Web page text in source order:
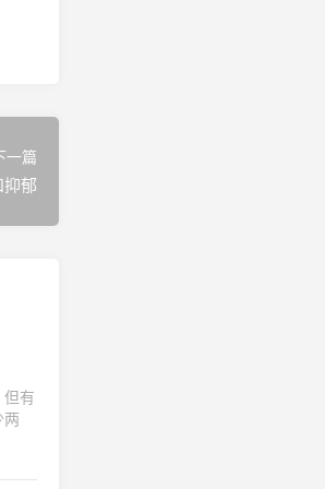
一篇
郁
但有
两